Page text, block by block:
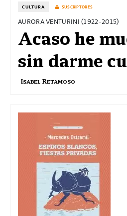
CULTURA SUSCRIPTORES
AURORA VENTURINI (1922-2015)
Acaso he
sin darme
Isabel Retamoso